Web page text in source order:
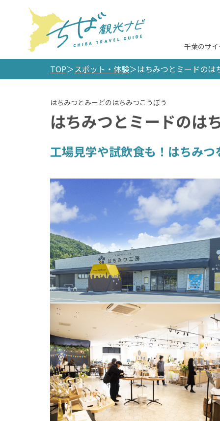
千葉のサ
TOP スポット・体験 はちみつとミードのは
はちみつとミードのは
工場見学や試飲食も！はちみ